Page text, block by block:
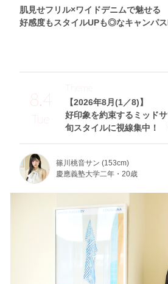
肌見せフリル×ワイドデニムで魅せる
好感度もスタイルUPも◎なキャンパ
8.4
Tue
【2026年8月(1／8)】
好印象を約束するミッド
旬スタイルに視線集中！
Theme
篠川桃音サン (153cm)
慶應義塾大学二年・20歳